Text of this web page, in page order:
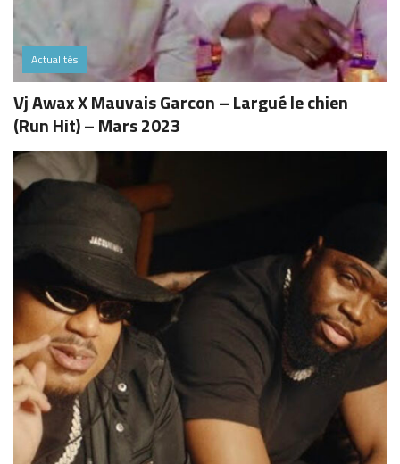
Actualités
Vj Awax X Mauvais Garcon – Largué le chien
(Run Hit) – Mars 2023